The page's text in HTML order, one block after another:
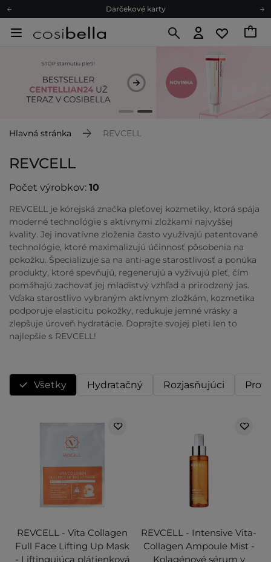
Darčekové karty
Ekologické balenie
Darčekové karty
Ekologické balenie
Hlavná stránka REVCELL
REVCELL
Počet výrobkov: 10
REVCELL je kórejská značka pleťovej kozmetiky, ktorá spája
moderné technológie s aktívnymi zložkami najvyššej
kvality. Jej inovatívne zloženia často využívajú patentované
technológie, ktoré maximalizujú účinnosť pôsobenia na
pokožku. Špecializuje sa na anti-age starostlivosť a ponúka
produkty, ktoré spevňujú, regenerujú a vyživujú pleť, čím
pomáhajú zachovať jej mladistvý vzhľad a prirodzený jas.
Vďaka starostlivo vybraným aktívnym zložkám, kozmetika
podporuje elasticitu pokožky, redukuje jemné vrásky a
zlepšuje úroveň hydratácie. Doprajte svojej pleti len to
najlepšie s REVCELL!
Všetky Hydratačný Rozjasňujúci
REVCELL - Vita Collagen
Full Face Lifting Up Mask
- Liftingujúca plátienková
REVCELL - Intensive Vita-
Collagen Ampoule Mist -
Kolagénové sérum v